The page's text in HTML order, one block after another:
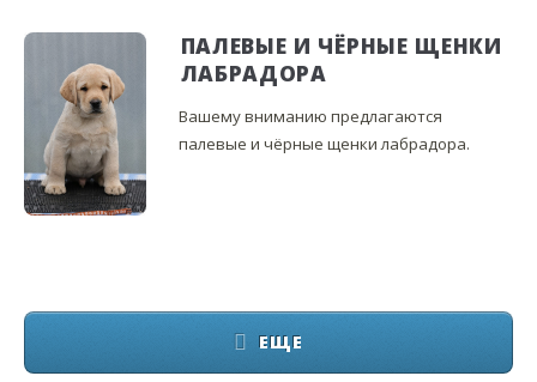
ПАЛЕВЫЕ И ЧЁРНЫЕ ЩЕНКИ
ЛАБРАДОРА
Вашему вниманию предлагаются
палевые и чёрные щенки лабрадора.
ЕЩЕ